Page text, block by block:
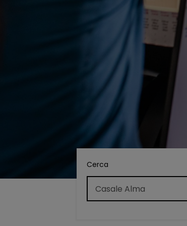
Cerca